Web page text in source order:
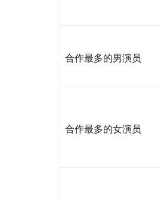
合作最多的男演员
合作最多的女演员